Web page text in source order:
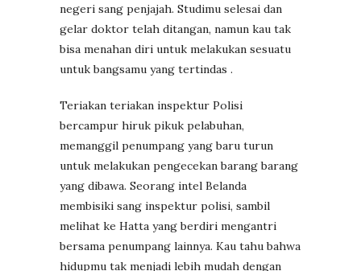
negeri sang penjajah. Studimu selesai dan
gelar doktor telah ditangan, namun kau tak
bisa menahan diri untuk melakukan sesuatu
untuk bangsamu yang tertindas .
Teriakan teriakan inspektur Polisi
bercampur hiruk pikuk pelabuhan,
memanggil penumpang yang baru turun
untuk melakukan pengecekan barang barang
yang dibawa. Seorang intel Belanda
membisiki sang inspektur polisi, sambil
melihat ke Hatta yang berdiri mengantri
bersama penumpang lainnya. Kau tahu bahwa
hidupmu tak menjadi lebih mudah dengan